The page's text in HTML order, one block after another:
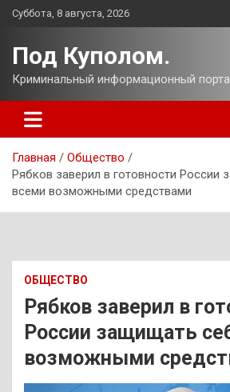
Перейти
Суббота, 8 августа, 2026
Под Куполом.
Криминальный информационный
Главная
Общество
Рябков заверил в готовности России
всеми возможными средствами
ОБЩЕСТВО
Рябков заверил в
России защищать
возможными